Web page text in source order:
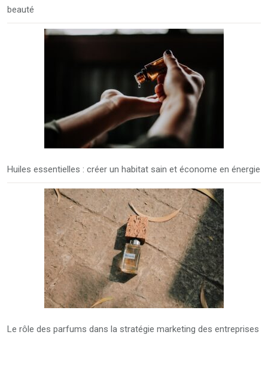
beauté
Huiles essentielles : créer un habitat sain et économe en énergie
Le rôle des parfums dans la stratégie marketing des entreprises